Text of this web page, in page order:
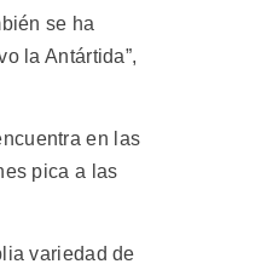
se ha
la Antártida”,
en las
pica a las
variedad de